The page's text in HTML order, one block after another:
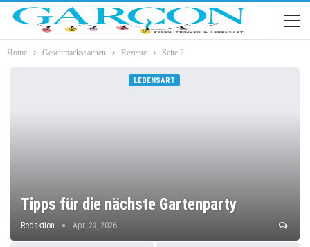
Home Geschmackssachen Rezepte Seite 2
LEBENSART
Tipps für die nächste Gartenparty
Redaktion Apr. 23, 2026